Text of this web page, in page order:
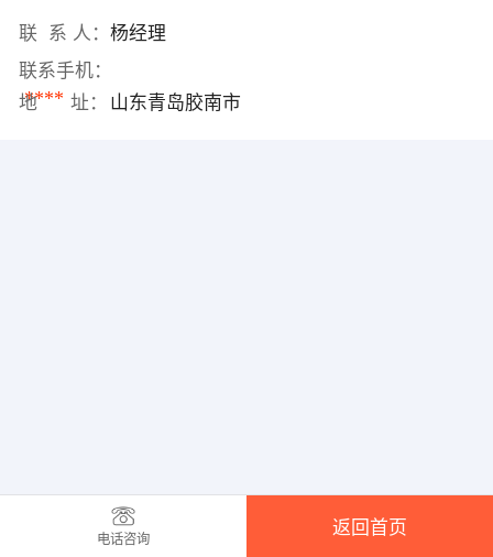
联 系 人： 杨经理
联系手机：
****
地 址： 山东青岛胶南市
电话咨询
返回首页